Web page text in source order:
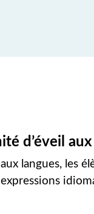
d’éveil
langues, les